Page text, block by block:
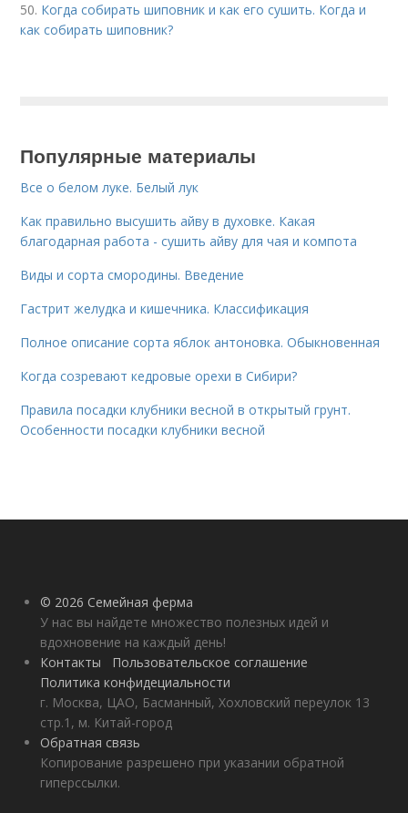
50. Когда собирать шиповник и как его сушить. Когда и
как собирать шиповник?
Популярные материалы
Все о белом луке. Белый лук
Как правильно высушить айву в духовке. Какая
благодарная работа - сушить айву для чая и компота
Виды и сорта смородины. Введение
Гастрит желудка и кишечника. Классификация
Полное описание сорта яблок антоновка. Обыкновенная
Когда созревают кедровые орехи в Сибири?
Правила посадки клубники весной в открытый грунт.
Особенности посадки клубники весной
© 2026 Семейная ферма
У нас вы найдете множество полезных идей и
вдохновение на каждый день!
Контакты
Пользовательское соглашение
Политика конфидециальности
г. Москва, ЦАО, Басманный, Хохловский переулок 13
стр.1, м. Китай-город
Обратная связь
Копирование разрешено при указании обратной
гиперссылки.